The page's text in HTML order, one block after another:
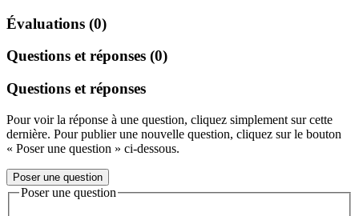
Évaluations (0)
Questions et réponses (0)
Questions et réponses
Pour voir la réponse à une question, cliquez simplement sur cette
dernière. Pour publier une nouvelle question, cliquez sur le bouton
« Poser une question » ci-dessous.
Poser une question
Poser une question